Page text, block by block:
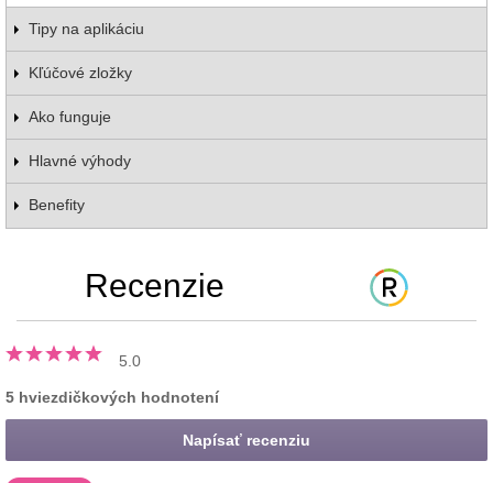
Tipy na aplikáciu
Kľúčové zložky
Ako funguje
Hlavné výhody
Benefity
Recenzie
5.0
5 hviezdičkových hodnotení
Napísať recenziu